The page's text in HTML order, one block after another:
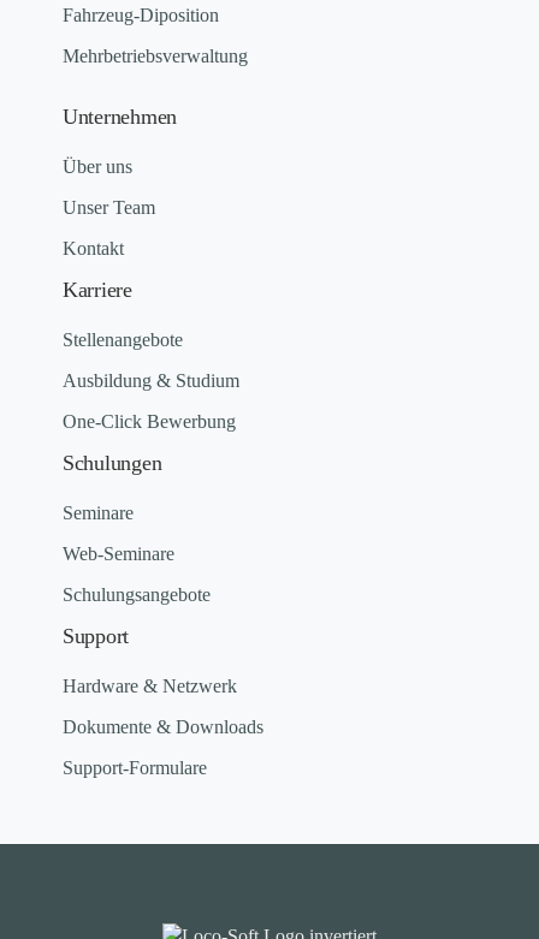
Fahrzeug-Diposition
Mehrbetriebsverwaltung
Unternehmen
Über uns
Unser Team
Kontakt
Karriere
Stellenangebote
Ausbildung & Studium
One-Click Bewerbung
Schulungen
Seminare
Web-Seminare
Schulungsangebote
Support
Hardware & Netzwerk
Dokumente & Downloads
Support-Formulare